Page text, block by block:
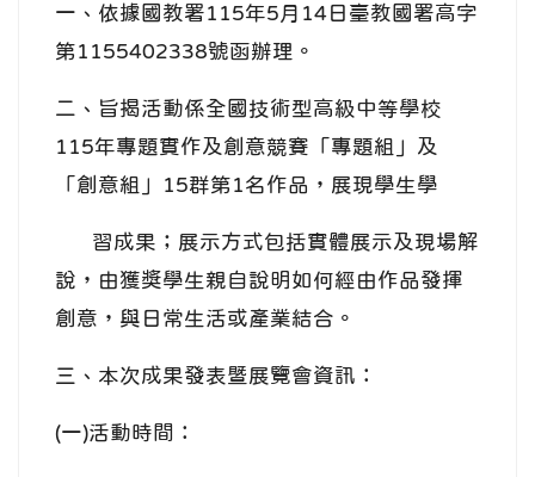
一、依據國教署115年5月14日臺教國署高字
第1155402338號函辦理。
二、旨揭活動係全國技術型高級中等學校
115年專題實作及創意競賽「專題組」及
「創意組」15群第1名作品，展現學生學
習成果；展示方式包括實體展示及現場解
說，由獲獎學生親自說明如何經由作品發揮
創意，與日常生活或產業結合。
三、本次成果發表暨展覽會資訊：
(一)活動時間：